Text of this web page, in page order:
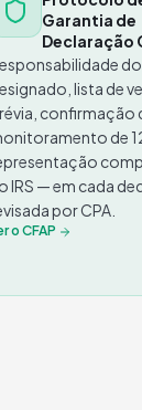
Garantia de
Declaração
do
lista de
confirmação
de
IRS — em cada
por CPA.
o CFAP